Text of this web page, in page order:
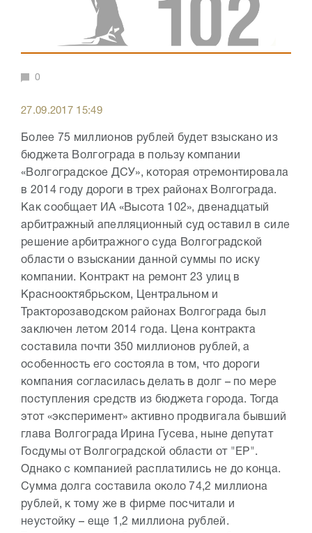
0
27.09.2017 15:49
Более 75 миллионов рублей будет взыскано из
бюджета Волгограда в пользу компании
«Волгоградское ДСУ», которая отремонтировала
в 2014 году дороги в трех районах Волгограда.
Как сообщает ИА «Высота 102», двенадцатый
арбитражный апелляционный суд оставил в силе
решение арбитражного суда Волгоградской
области о взыскании данной суммы по иску
компании. Контракт на ремонт 23 улиц в
Краснооктябрьском, Центральном и
Тракторозаводском районах Волгограда был
заключен летом 2014 года. Цена контракта
составила почти 350 миллионов рублей, а
особенность его состояла в том, что дороги
компания согласилась делать в долг – по мере
поступления средств из бюджета города. Тогда
этот «эксперимент» активно продвигала бывший
глава Волгограда Ирина Гусева, ныне депутат
Госдумы от Волгоградской области от "ЕР".
Однако с компанией расплатились не до конца.
Сумма долга составила около 74,2 миллиона
рублей, к тому же в фирме посчитали и
неустойку – еще 1,2 миллиона рублей.